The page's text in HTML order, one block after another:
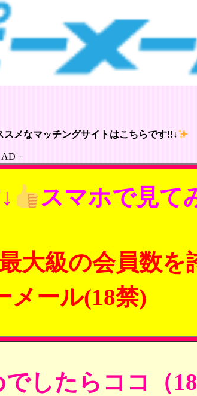
メなマッチングサイトはこちらです!!↓
AD－
スマホで見て
大級の会員数を
メール(18禁)
したらココ（18